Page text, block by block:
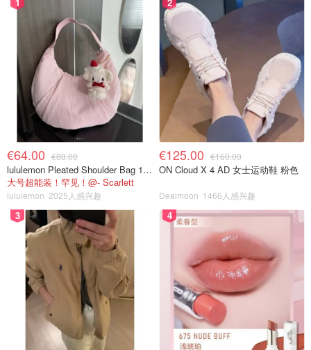
€64.00 €88.00
lululemon Pleated Shoulder Bag 10L 单肩包
大号超能装！罕见！@- Scarlett
lululemon 2025人感兴趣
€125.00 €160.00
ON Cloud X 4 AD 女士运动鞋 粉色
Dealmoon 1466人感兴趣
3 4